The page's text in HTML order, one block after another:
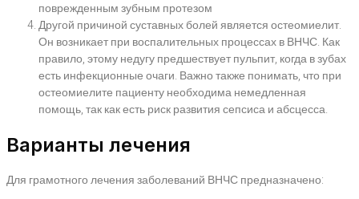
поврежденным зубным протезом
Другой причиной суставных болей является остеомиелит.
Он возникает при воспалительных процессах в ВНЧС. Как
правило, этому недугу предшествует пульпит, когда в зубах
есть инфекционные очаги. Важно также понимать, что при
остеомиелите пациенту необходима немедленная
помощь, так как есть риск развития сепсиса и абсцесса.
Варианты лечения
Для грамотного лечения заболеваний ВНЧС предназначено: